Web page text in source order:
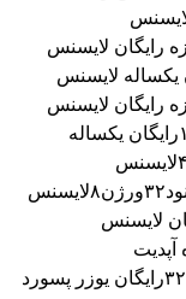
لایسنس
لایسنس
لایسنس
لایسنس
لایسنس
لایسنس
آپدیت
یوزر پسورد